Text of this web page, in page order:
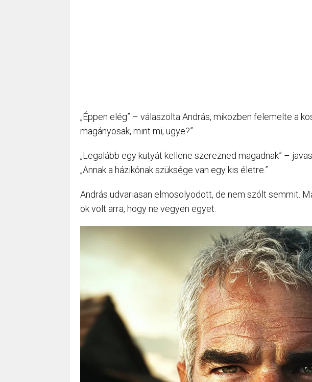
„Éppen elég” – válaszolta András, miközben felemelte a
magányosak, mint mi, ugye?”
„Legalább egy kutyát kellene szerezned magadnak” –
„Annak a házikónak szüksége van egy kis életre.”
András udvariasan elmosolyodott, de nem szólt semmit.
ok volt arra, hogy ne vegyen egyet.